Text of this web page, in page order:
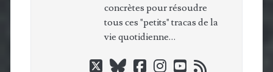
concrètes pour résoudre
tous ces "petits" tracas de la
vie quotidienne…
twitterblueskyfacebook
instagram
youtube
rss